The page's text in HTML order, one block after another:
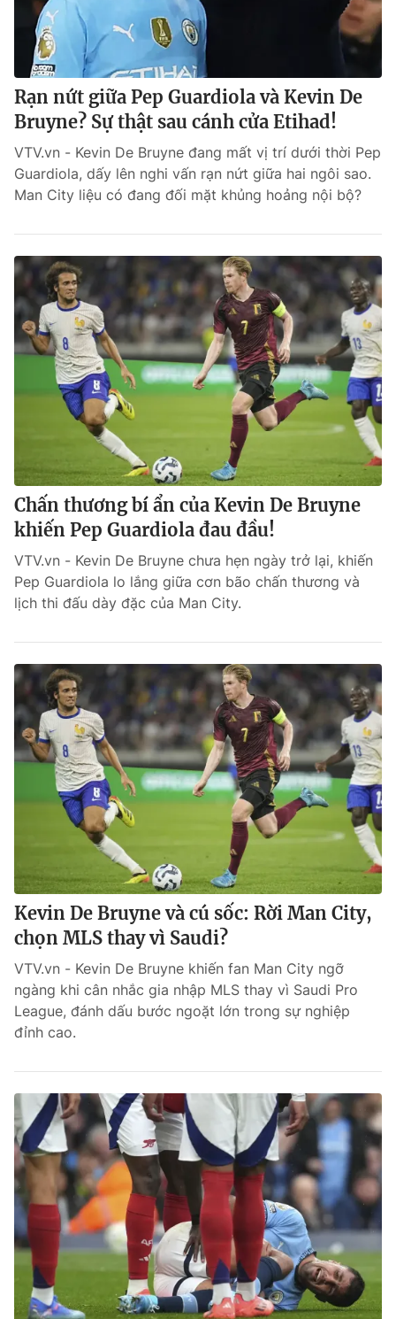
Rạn nứt giữa Pep Guardiola và Kevin De
Bruyne? Sự thật sau cánh cửa Etihad!
VTV.vn - Kevin De Bruyne đang mất vị trí dưới thời Pep
Guardiola, dấy lên nghi vấn rạn nứt giữa hai ngôi sao.
Man City liệu có đang đối mặt khủng hoảng nội bộ?
Chấn thương bí ẩn của Kevin De Bruyne
khiến Pep Guardiola đau đầu!
VTV.vn - Kevin De Bruyne chưa hẹn ngày trở lại, khiến
Pep Guardiola lo lắng giữa cơn bão chấn thương và
lịch thi đấu dày đặc của Man City.
Kevin De Bruyne và cú sốc: Rời Man City,
chọn MLS thay vì Saudi?
VTV.vn - Kevin De Bruyne khiến fan Man City ngỡ
ngàng khi cân nhắc gia nhập MLS thay vì Saudi Pro
League, đánh dấu bước ngoặt lớn trong sự nghiệp
đỉnh cao.